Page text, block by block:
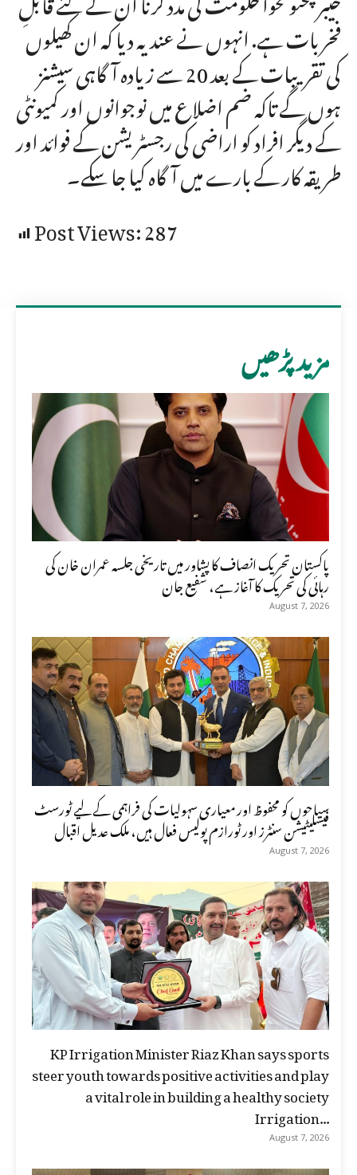
فخر بات ہے. انہوں نے عندیہ دیا کہ ان کھیلوں
کی تقریبات کے بعد 20 سے زیادہ آگاہی سیشنز
ہوں گے تاکہ ضم اضلاع میں نوجوانوں اور کمیونٹی
کے دیگر افراد کو اراضی کی رجسٹریشن کے فوائد اور
طریقہ کار کے بارے میں آگاہ کیا جا سکے۔
Post Views:287
مزید پڑھیں
پاکستان تحریک انصاف کا پشاور میں تاریخی جلسہ عمران خان کی
رہائی کی تحریک کا آغاز ہے، شفیع جان
August 7, 2026
سیاحوں کو محفوظ اور معیاری سہولیات کی فراہمی کے لیے ٹورسٹ
فیسلیٹیشن سنٹرز اور ٹورازم پولیس فعال ہیں، ملک عدیل اقبال
August 7, 2026
KP Irrigation Minister Riaz Khan says sports
steer youth towards positive activities and play
a vital role in building a healthy society
Irrigation...
August 7, 2026